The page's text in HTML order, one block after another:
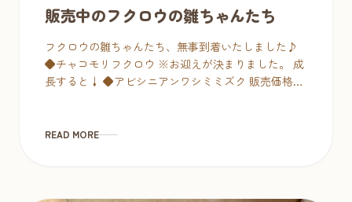
販売中のフクロウの雛ちゃんたち
フクロウの雛ちゃんたち、無事到着いたしました♪
◆チャコモリフクロウ ※お迎えが決まりました。 成
長すると↓ ◆アビシニアンワシミミズク 販売価格：
READ MORE